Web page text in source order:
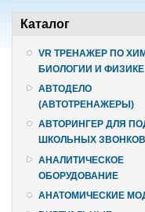
Каталог
VR ТРЕНАЖЕР ПО
БИОЛОГИИ И ФИЗИКЕ
АВТОДЕЛО
(АВТОТРЕНАЖЕРЫ)
АВТОРИНГЕР ДЛЯ
ШКОЛЬНЫХ ЗВОНКОВ
АНАЛИТИЧЕСКОЕ
ОБОРУДОВАНИЕ
АНАТОМИЧЕСКИЕ